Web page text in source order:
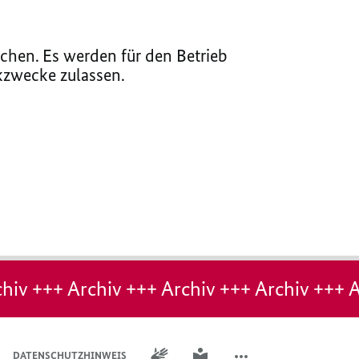
Es werden für den Betrieb
zulassen.
+++ Archiv +++ Archiv +++ Archiv
DATENSCHUTZHINWEIS GEBÄRDENSPRACHE
LEICHTE SPRACHE